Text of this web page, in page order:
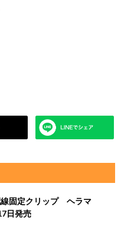
線固定クリップ ヘラマ
日発売